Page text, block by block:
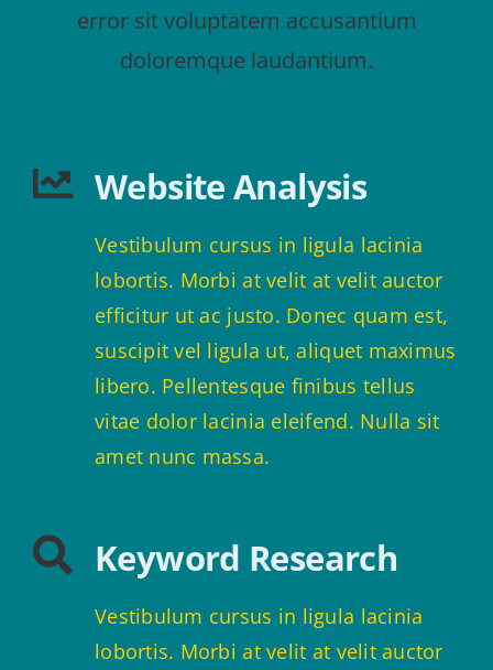
error sit voluptatem accusantium
doloremque laudantium.
Website Analysis
Vestibulum cursus in ligula lacinia
lobortis. Morbi at velit at velit auctor
efficitur ut ac justo. Donec quam est,
suscipit vel ligula ut, aliquet maximus
libero. Pellentesque finibus tellus
vitae dolor lacinia eleifend. Nulla sit
amet nunc massa.
Keyword Research
Vestibulum cursus in ligula lacinia
lobortis. Morbi at velit at velit auctor